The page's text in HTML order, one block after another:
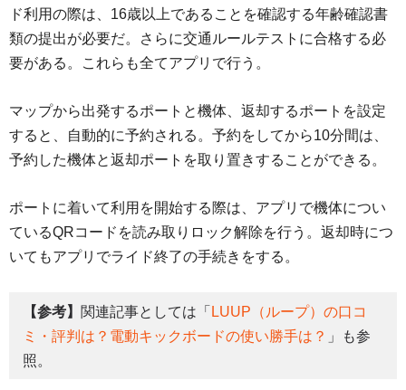
ド利用の際は、16歳以上であることを確認する年齢確認書
類の提出が必要だ。さらに交通ルールテストに合格する必
要がある。これらも全てアプリで行う。
マップから出発するポートと機体、返却するポートを設定
すると、自動的に予約される。予約をしてから10分間は、
予約した機体と返却ポートを取り置きすることができる。
ポートに着いて利用を開始する際は、アプリで機体につい
ているQRコードを読み取りロック解除を行う。返却時につ
いてもアプリでライド終了の手続きをする。
【参考】 関連記事としては「 LUUP（ループ）の口コ
ミ・評判は？電動キックボードの使い勝手は？ 」も参
照。